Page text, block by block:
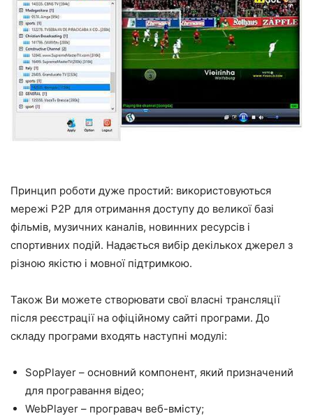
Принцип роботи дуже простий: використовуються
мережі P2P для отримання доступу до великої базі
фільмів, музичних каналів, новинних ресурсів і
спортивних подій. Надається вибір декількох джерел з
різною якістю і мовної підтримкою.
Також Ви можете створювати свої власні трансляції
після реєстрації на офіційному сайті програми. До
складу програми входять наступні модулі:
SopPlayer – основний компонент, який призначений
для програвання відео;
WebPlayer – програвач веб-вмісту;